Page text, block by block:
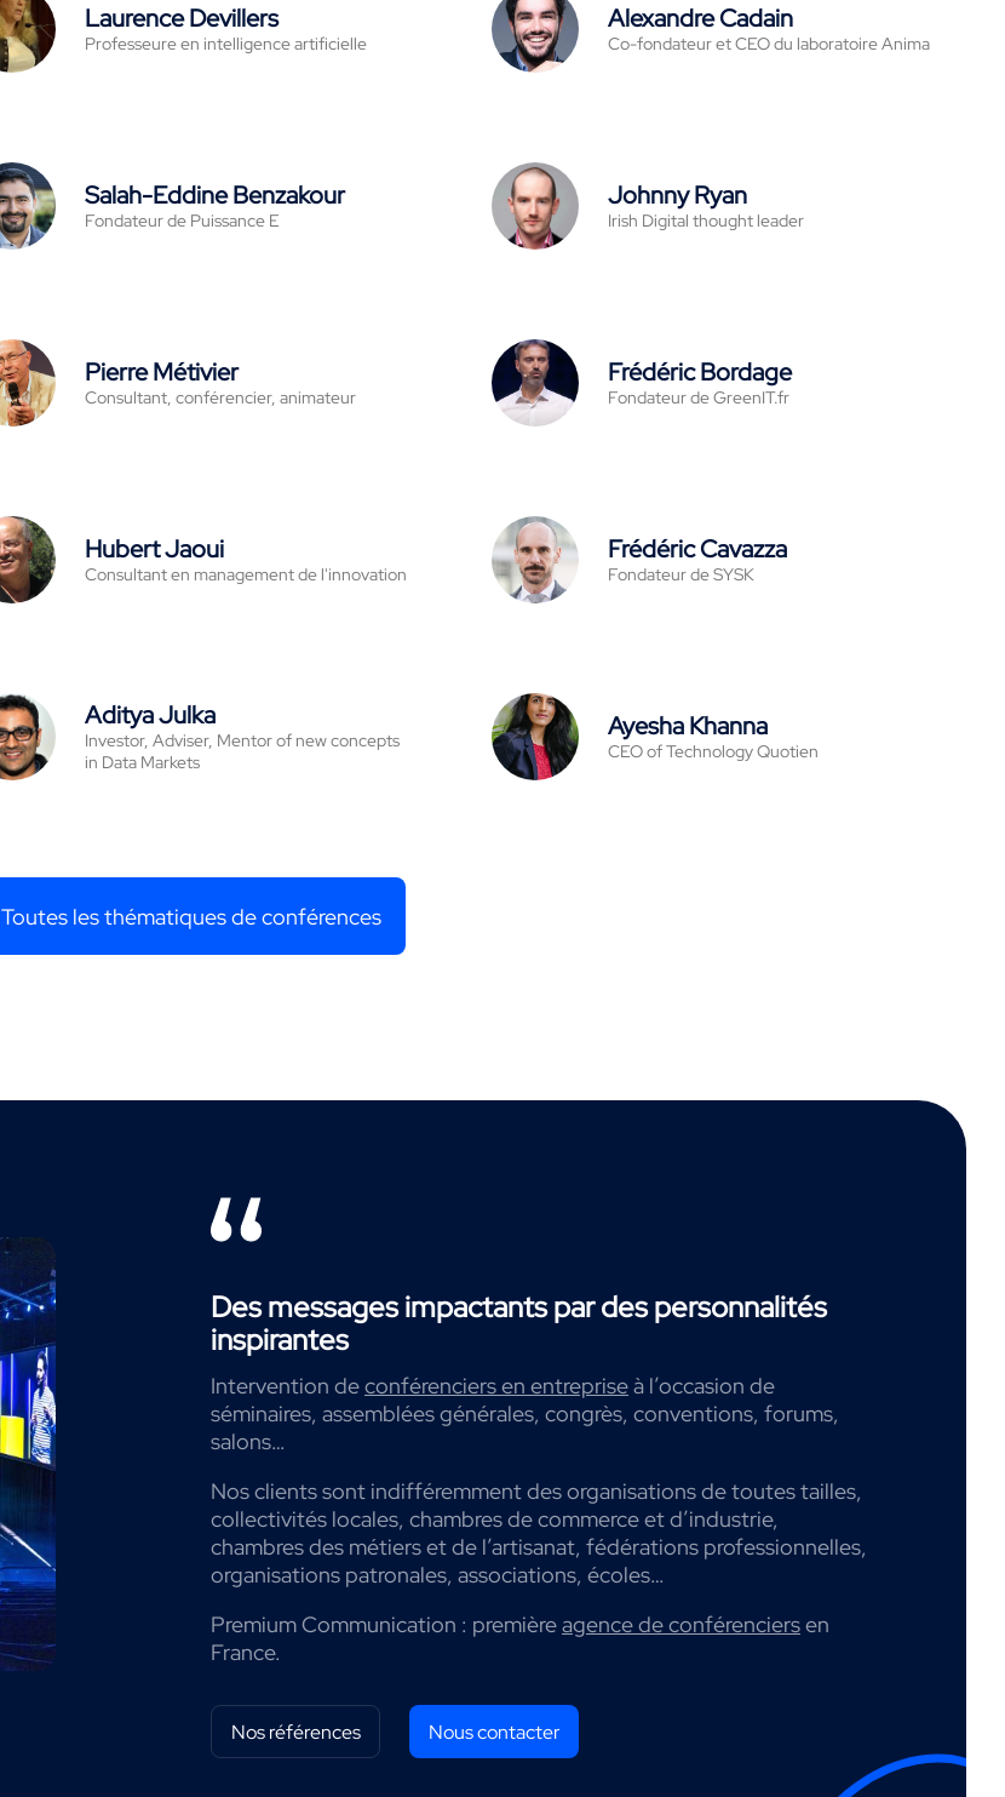
Laurence Devillers
Professeure en intelligence artificielle
Alexandre Cadain
Co-fondateur et CEO du laboratoire Anima
Salah-Eddine Benzakour
Fondateur de Puissance E
Johnny Ryan
Irish Digital thought leader
Pierre Métivier
Consultant, conférencier, animateur
Frédéric Bordage
Fondateur de GreenIT.fr
Hubert Jaoui
Consultant en management de l'innovation
Frédéric Cavazza
Fondateur de SYSK
Aditya Julka
Investor, Adviser, Mentor of new concepts
in Data Markets
Ayesha Khanna
CEO of Technology Quotien
Toutes les thématiques de conférences
Des messages impactants par des personnalités
inspirantes
Intervention deconférenciers en entrepriseà l’occasion de
séminaires, assemblées générales, congrès, conventions, forums,
salons…
Nos clients sont indifféremment des organisations de toutes tailles,
collectivités locales, chambres de commerce et d’industrie,
chambres des métiers et de l’artisanat, fédérations professionnelles,
organisations patronales, associations, écoles…
Premium Communication : premièreagence de conférenciersen
France.
Nos références Nous contacter